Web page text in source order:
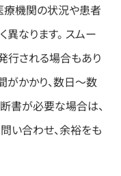
療機関の状況や患者
異なります。 スムー
行される場合もあり
がかかり、数日〜数
書が必要な場合は、
い合わせ、余裕をも